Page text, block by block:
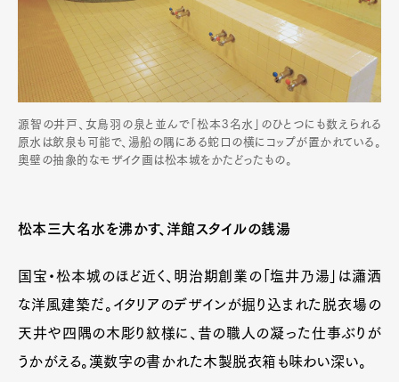
源智の井戸、女鳥羽の泉と並んで「松本3名水」のひとつにも数えられる
原水は飲泉も可能で、湯船の隅にある蛇口の横にコップが置かれている。
奥壁の抽象的なモザイク画は松本城をかたどったもの。
松本三大名水を沸かす、洋館スタイルの銭湯
国宝・松本城のほど近く、明治期創業の「塩井乃湯」は瀟洒
な洋風建築だ。イタリアのデザインが掘り込まれた脱衣場の
天井や四隅の木彫り紋様に、昔の職人の凝った仕事ぶりが
うかがえる。漢数字の書かれた木製脱衣箱も味わい深い。